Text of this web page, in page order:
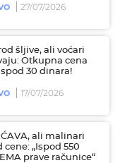
27/07/2026
šljive, ali voćari
Otkupna cena
30 dinara!
17/07/2026
ali malinari
cene: „Ispod 550
prave računice“